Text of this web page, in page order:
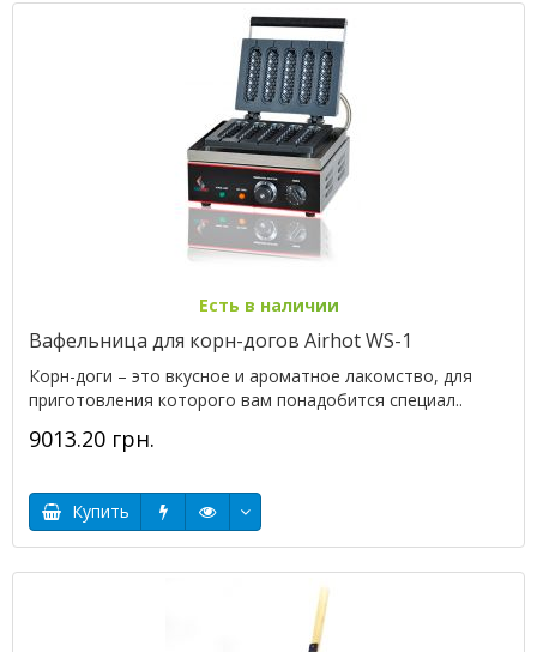
Есть в наличии
Вафельница для корн-догов Airhot WS-1
Корн-доги – это вкусное и ароматное лакомство, для
приготовления которого вам понадобится специал..
9013.20 грн.
Купить